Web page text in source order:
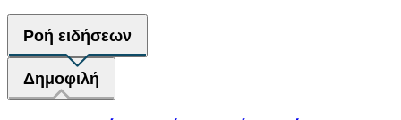
Ροή ειδήσεων
Δημοφιλή